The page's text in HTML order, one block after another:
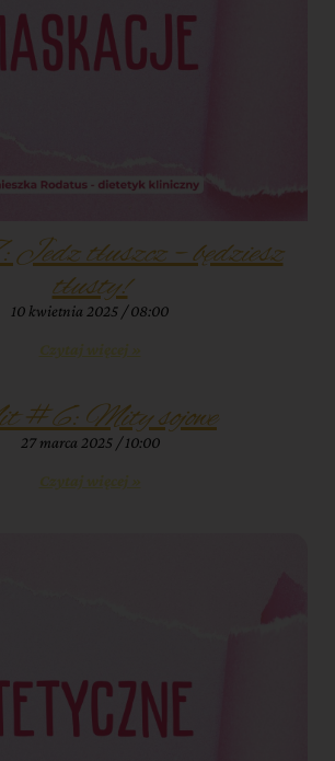
tłuszcz – będziesz
tłusty!
10 kwietnia 2025 08:00
Czytaj więcej »
#6: Mity sojowe
27 marca 2025 10:00
Czytaj więcej »